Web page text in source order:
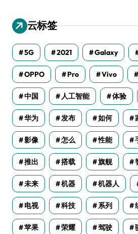
云标签
5G 2021 Galaxy
OPPO Pro Vivo
中国 人工智能 体验
华为 发布 如何
影像 怎么 性能
推出 搭载 旗舰
未来 机器 机器人
电视 科技 系列
苹果 荣耀 驾驶